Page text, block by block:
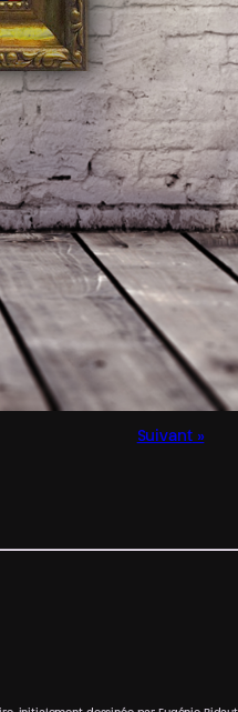
Suivant